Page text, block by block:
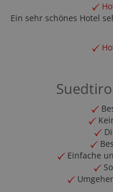
Ein sehr schönes Hotel
Einfache